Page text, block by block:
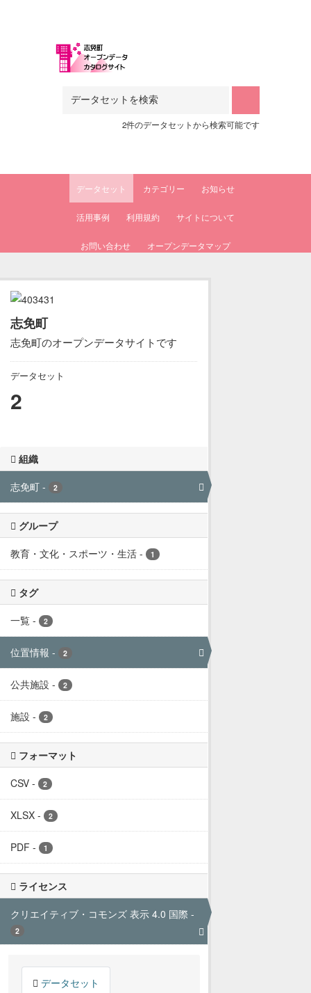
2件のデータセットから検索可能です
データセット カテゴリー お知らせ
活用事例 利用規約 サイトについて
お問い合わせ オープンデータマップ
志免町
志免町のオープンデータサイトです
データセット
2
組織
志免町 - 2
グループ
教育・文化・スポーツ・生活 - 1
タグ
一覧 - 2
位置情報 - 2
公共施設 - 2
施設 - 2
フォーマット
CSV - 2
XLSX - 2
PDF - 1
ライセンス
クリエイティブ・コモンズ 表示 4.0 国際 -
2
データセット